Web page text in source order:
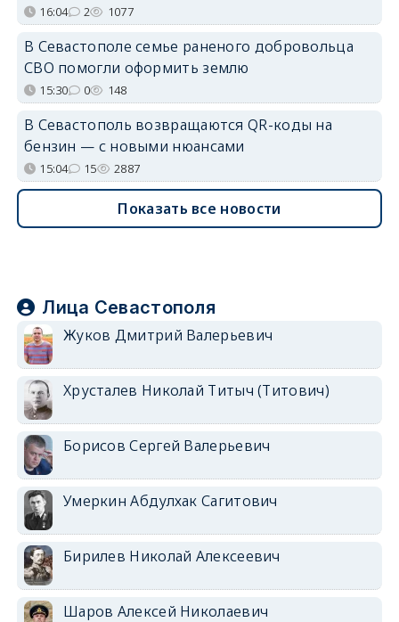
16:04 2 1077
В Севастополе семье раненого добровольца
СВО помогли оформить землю
15:30 0 148
В Севастополь возвращаются QR-коды на
бензин — с новыми нюансами
15:04 15 2887
Показать все новости
Лица Севастополя
Жуков Дмитрий Валерьевич
Хрусталев Николай Титыч (Титович)
Борисов Сергей Валерьевич
Умеркин Абдулхак Сагитович
Бирилев Николай Алексеевич
Шаров Алексей Николаевич